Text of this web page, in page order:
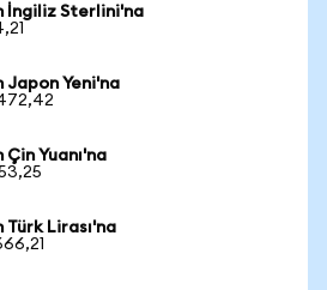
İngiliz Sterlini'na
Japon Yeni'na
Yuanı'na
Lirası'na